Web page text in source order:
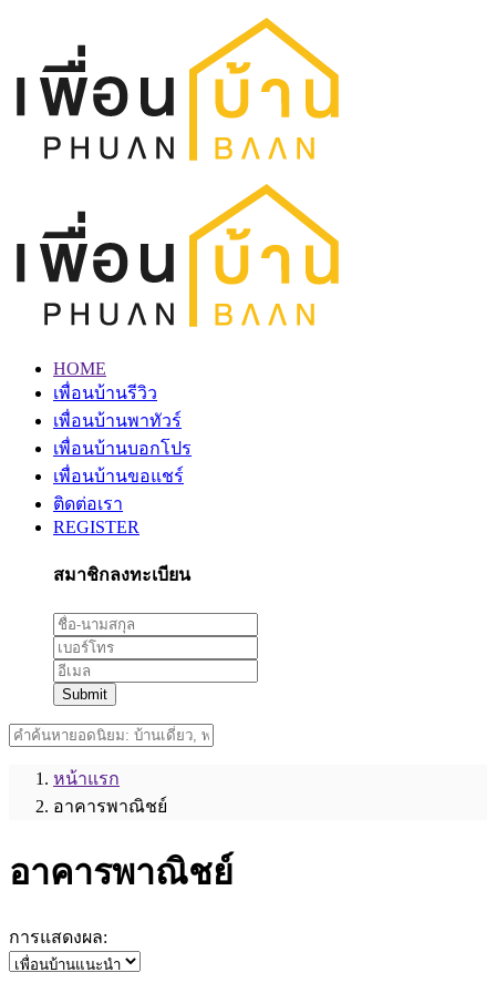
HOME
เพื่อนบ้านรีวิว
เพื่อนบ้านพาทัวร์
เพื่อนบ้านบอกโปร
เพื่อนบ้านขอแชร์
ติดต่อเรา
REGISTER
สมาชิกลงทะเบียน
Submit
หน้าแรก
อาคารพาณิชย์
อาคารพาณิชย์
การแสดงผล: